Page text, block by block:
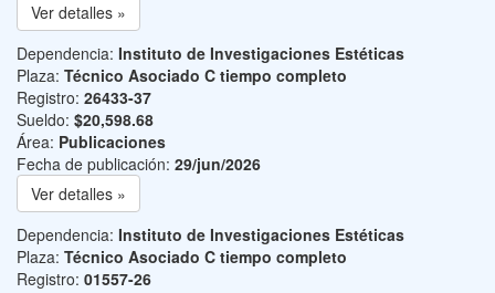
Ver detalles »
Dependencia: Instituto de Investigaciones Estéticas
Plaza: Técnico Asociado C tiempo completo
Registro: 26433-37
Sueldo: $20,598.68
Área: Publicaciones
Fecha de publicación: 29/jun/2026
Ver detalles »
Dependencia: Instituto de Investigaciones Estéticas
Plaza: Técnico Asociado C tiempo completo
Registro: 01557-26